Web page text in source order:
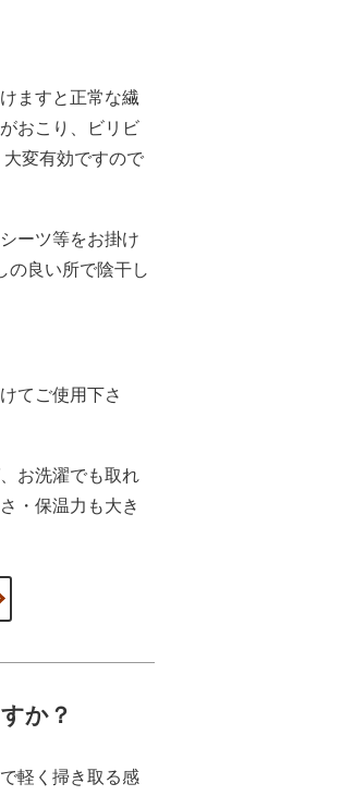
ますと正常な繊
おこり、ビリビ
変有効ですので
ーツ等をお掛け
の良い所で陰干し
てご使用下さ
お洗濯でも取れ
・保温力も大き
か？
軽く掃き取る感